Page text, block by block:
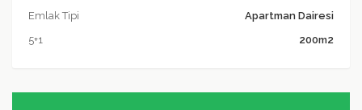
Emlak Tipi
Apartman Dairesi
5+1
200m2